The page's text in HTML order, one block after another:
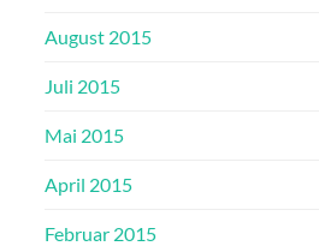
August 2015
Juli 2015
Mai 2015
April 2015
Februar 2015